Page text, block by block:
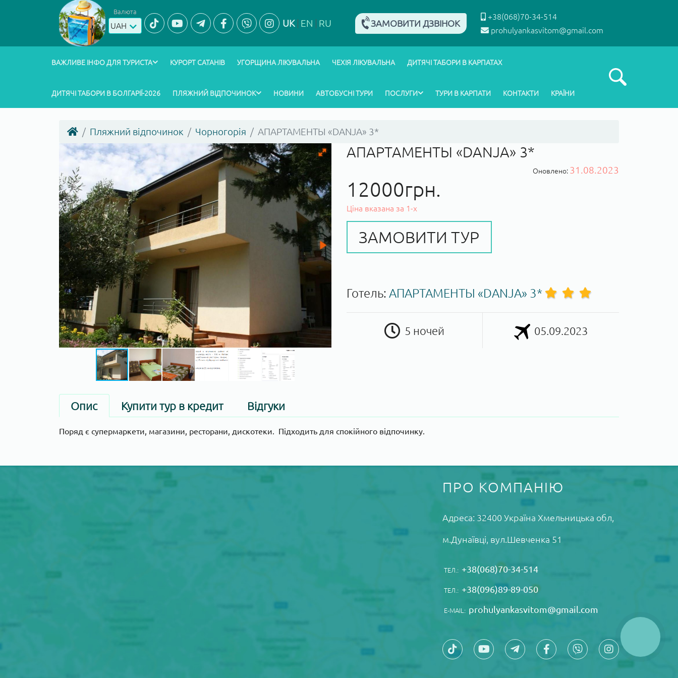
Валюта
UAH UK EN RU ЗАМОВИТИ ДЗВІНОК
+38(068)70-34-514
prohulyankasvitom@gmail.com
ВАЖЛИВЕ ІНФО ДЛЯ ТУРИСТА КУРОРТ САТАНІВ УГОРЩИНА ЛІКУВАЛЬНА ЧЕХІЯ ЛІКУВАЛЬНА ДИТЯЧІ ТАБОРИ В КАРПАТАХ
ДИТЯЧІ ТАБОРИ В БОЛГАРІЇ-2026 ПЛЯЖНИЙ ВІДПОЧИНОК НОВИНИ АВТОБУСНІ ТУРИ ПОСЛУГИ ТУРИ В КАРПАТИ КОНТАКТИ КРАЇНИ
Пляжний відпочинок Чорногорія АПАРТАМЕНТЫ «DANJA» 3*
АПАРТАМЕНТЫ «DANJA» 3*
Оновлено: 31.08.2023
12000грн.
Ціна вказана за 1-х
ЗАМОВИТИ ТУР
Готель: АПАРТАМЕНТЫ «DANJA» 3*
5 ночей 05.09.2023
Опис Купити тур в кредит Відгуки
Поряд є супермаркети, магазини, ресторани, дискотеки. Підходить для спокійного відпочинку.
ПРО КОМПАНІЮ
Адреса: 32400 Україна Xмельницька обл,
м.Дунаївці, вул.Шевченка 51
ТЕЛ.: +38(068)70-34-514
ТЕЛ.: +38(096)89-89-050
E-MAIL: prohulyankasvitom@gmail.com